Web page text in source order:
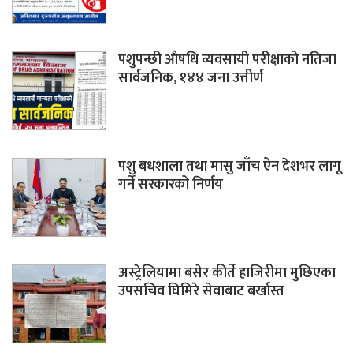
पशुपन्छी औषधि व्यवसायी परीक्षाको नतिजा
सार्वजनिक, १४४ जना उत्तीर्ण
पशु बधशाला तथा मासु जाँच ऐन देशभर लागू
गर्ने सरकारको निर्णय
अस्ट्रेलियामा बसेर कीर्ते हाजिरीमा मुछिएका
उपसचिव घिमिरे सेवाबाट बर्खास्त